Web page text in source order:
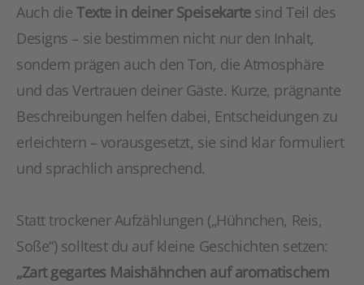
Auch die Texte in deiner Speisekartesind Teil des
Designs – sie bestimmen nicht nur den Inhalt,
sondern prägen auch den Ton, die Atmosphäre
und das Vertrauen deiner Gäste. Kurze, prägnante
Beschreibungen helfen dabei, Entscheidungen zu
erleichtern – vorausgesetzt, sie sind klar formuliert
und sprachlich ansprechend.
Statt trockener Aufzählungen („Hühnchen, Reis,
Soße“) solltest du auf kleine Geschichten setzen:
„Zart gegartes Maishähnchen auf aromatischem